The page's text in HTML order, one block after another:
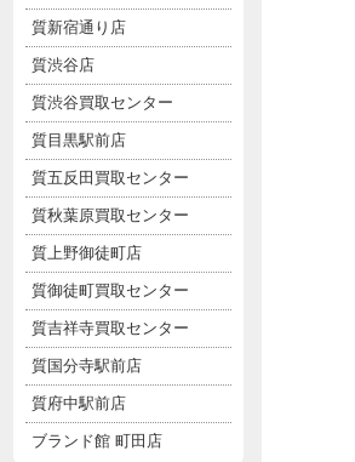
質新宿通り店
質渋谷店
質渋谷買取センター
質目黒駅前店
質五反田買取センター
質秋葉原買取センター
質上野御徒町店
質御徒町買取センター
質吉祥寺買取センター
質国分寺駅前店
質府中駅前店
ブランド館 町田店